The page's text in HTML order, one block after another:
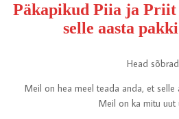
Päkapikud Piia ja
selle aasta
Head
Meil on hea meel teada anda, et selle
Meil on ka mitu uut